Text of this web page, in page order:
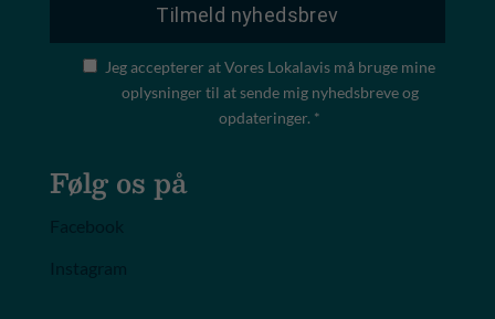
Jeg accepterer at Vores Lokalavis må bruge mine
oplysninger til at sende mig nyhedsbreve og
opdateringer. *
Følg os på